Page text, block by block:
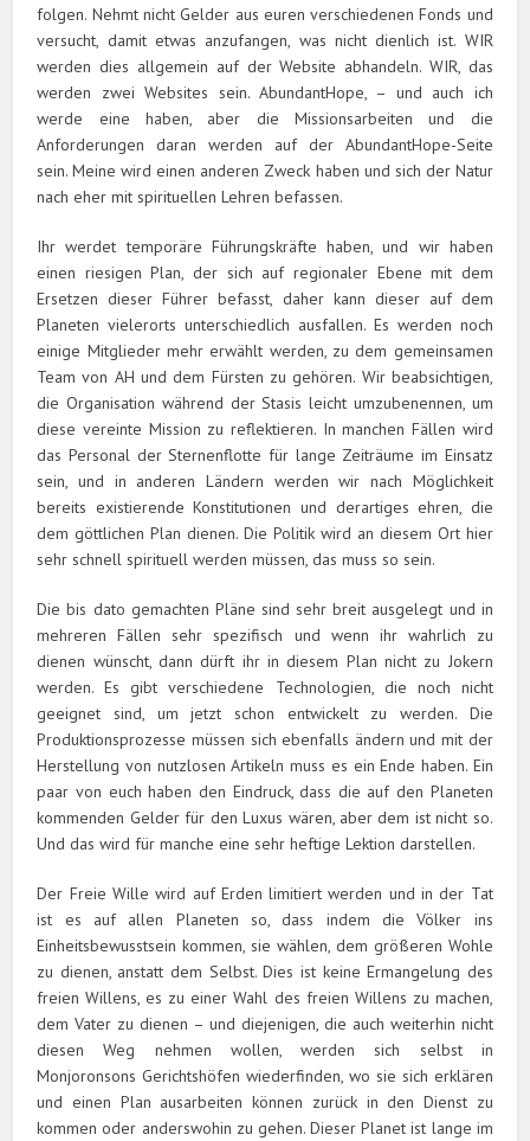
folgen. Nehmt nicht Gelder aus euren verschiedenen Fonds und
versucht, damit etwas anzufangen, was nicht dienlich ist. WIR
werden dies allgemein auf der Website abhandeln. WIR, das
werden zwei Websites sein. AbundantHope, – und auch ich
werde eine haben, aber die Missionsarbeiten und die
Anforderungen daran werden auf der AbundantHope-Seite
sein. Meine wird einen anderen Zweck haben und sich der Natur
nach eher mit spirituellen Lehren befassen.
Ihr werdet temporäre Führungskräfte haben, und wir haben
einen riesigen Plan, der sich auf regionaler Ebene mit dem
Ersetzen dieser Führer befasst, daher kann dieser auf dem
Planeten vielerorts unterschiedlich ausfallen. Es werden noch
einige Mitglieder mehr erwählt werden, zu dem gemeinsamen
Team von AH und dem Fürsten zu gehören. Wir beabsichtigen,
die Organisation während der Stasis leicht umzubenennen, um
diese vereinte Mission zu reflektieren. In manchen Fällen wird
das Personal der Sternenflotte für lange Zeiträume im Einsatz
sein, und in anderen Ländern werden wir nach Möglichkeit
bereits existierende Konstitutionen und derartiges ehren, die
dem göttlichen Plan dienen. Die Politik wird an diesem Ort hier
sehr schnell spirituell werden müssen, das muss so sein.
Die bis dato gemachten Pläne sind sehr breit ausgelegt und in
mehreren Fällen sehr spezifisch und wenn ihr wahrlich zu
dienen wünscht, dann dürft ihr in diesem Plan nicht zu Jokern
werden. Es gibt verschiedene Technologien, die noch nicht
geeignet sind, um jetzt schon entwickelt zu werden. Die
Produktionsprozesse müssen sich ebenfalls ändern und mit der
Herstellung von nutzlosen Artikeln muss es ein Ende haben. Ein
paar von euch haben den Eindruck, dass die auf den Planeten
kommenden Gelder für den Luxus wären, aber dem ist nicht so.
Und das wird für manche eine sehr heftige Lektion darstellen.
Der Freie Wille wird auf Erden limitiert werden und in der Tat
ist es auf allen Planeten so, dass indem die Völker ins
Einheitsbewusstsein kommen, sie wählen, dem größeren Wohle
zu dienen, anstatt dem Selbst. Dies ist keine Ermangelung des
freien Willens, es zu einer Wahl des freien Willens zu machen,
dem Vater zu dienen – und diejenigen, die auch weiterhin nicht
diesen Weg nehmen wollen, werden sich selbst in
Monjoronsons Gerichtshöfen wiederfinden, wo sie sich erklären
und einen Plan ausarbeiten können zurück in den Dienst zu
kommen oder anderswohin zu gehen. Dieser Planet ist lange im